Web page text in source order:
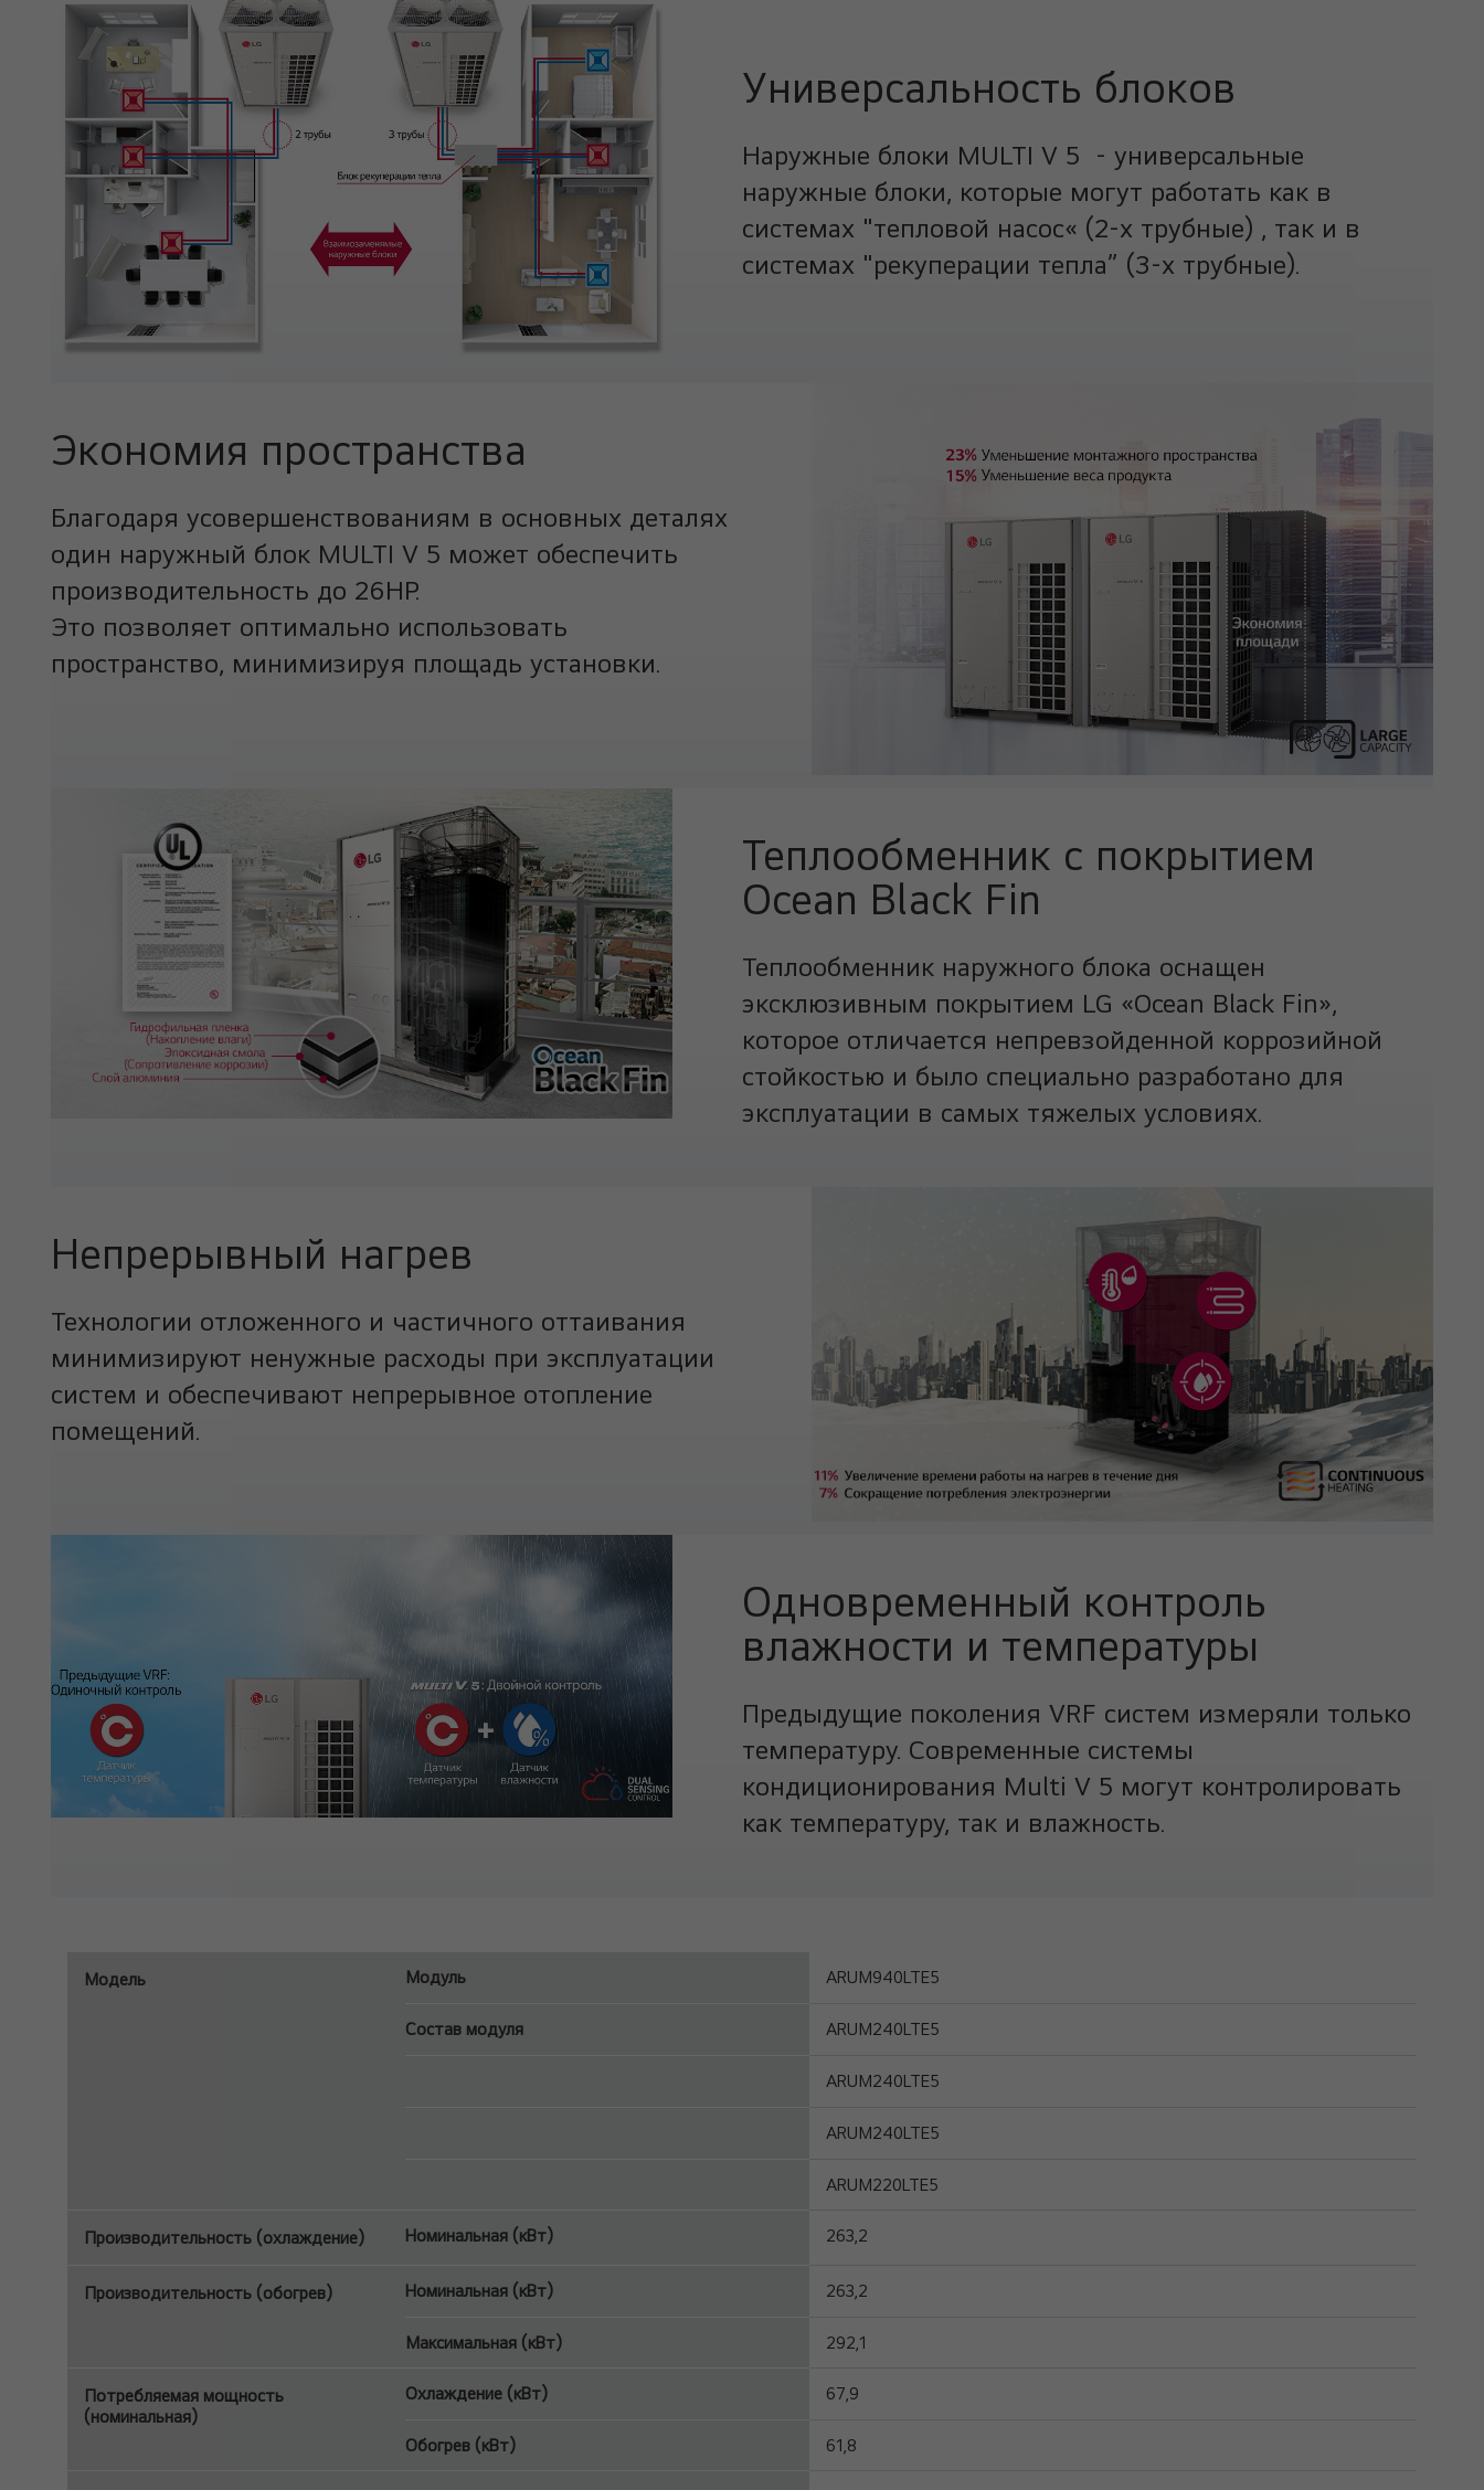
Универсальность блоков
Наружные блоки MULTI V 5 - универсальные
наружные блоки, которые могут работать как в
системах "тепловой насос« (2-х трубные) , так и в
системах "рекуперации тепла” (3-х трубные).
Экономия пространства
Благодаря усовершенствованиям в основных деталях
один наружный блок MULTI V 5 может обеспечить
производительность до 26HP.
Это позволяет оптимально использовать
пространство, минимизируя площадь установки.
Теплообменник с покрытием
Ocean Black Fin
Теплообменник наружного блока оснащен
эксклюзивным покрытием LG «Ocean Black Fin»,
которое отличается непревзойденной коррозийной
стойкостью и было специально разработано для
эксплуатации в самых тяжелых условиях.
Непрерывный нагрев
Технологии отложенного и частичного оттаивания
минимизируют ненужные расходы при эксплуатации
систем и обеспечивают непрерывное отопление
помещений.
Одновременный контроль
влажности и температуры
Предыдущие поколения VRF систем измеряли только
температуру. Современные системы
кондиционирования Multi V 5 могут контролировать
как температуру, так и влажность.
Модель Модуль ARUM940LTE5
Состав модуля ARUM240LTE5
ARUM240LTE5
ARUM240LTE5
ARUM220LTE5
Производительность (охлаждение) Номинальная (кВт) 263,2
Производительность (обогрев) Номинальная (кВт) 263,2
Максимальная (кВт) 292,1
Потребляемая мощность
(номинальная)
Охлаждение (кВт) 67,9
Обогрев (кВт) 61,8